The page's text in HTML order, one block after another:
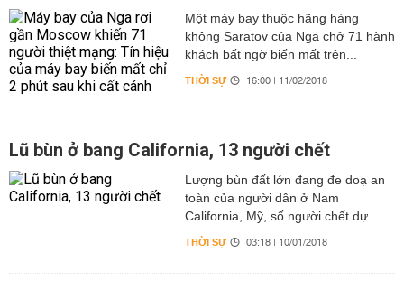
Một máy bay thuộc hãng hàng
không Saratov của Nga chở 71 hành
khách bất ngờ biến mất trên...
THỜI SỰ 16:00 | 11/02/2018
Lũ bùn ở bang California, 13 người chết
Lượng bùn đất lớn đang đe doạ an
toàn của người dân ở Nam
California, Mỹ, số người chết dự...
THỜI SỰ 03:18 | 10/01/2018